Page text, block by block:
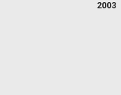
2003